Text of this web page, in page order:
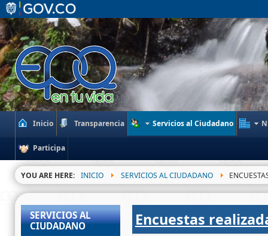
Inicio Transparencia Servicios al Ciudadano
Participa
YOU ARE HERE: INICIO SERVICIOS AL CIUDADANO
Encuestas
SERVICIOS AL
CIUDADANO